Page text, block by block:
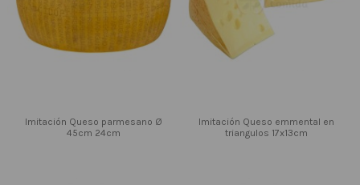
Imitación Queso parmesano Ø
45cm 24cm
Imitación Queso emmental en
triangulos 17x13cm